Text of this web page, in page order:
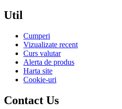
Util
Cumperi
Vizualizate recent
Curs valutar
Alerta de produs
Harta site
Cookie-uri
Contact Us